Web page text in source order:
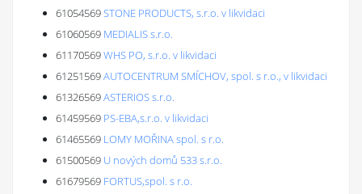
61054569STONE PRODUCTS, s.r.o. v likvidaci
61060569 MEDIALIS s.r.o.
61170569WHS PO, s.r.o. v likvidaci
61251569AUTOCENTRUM SMÍCHOV, spol. s r.o., v likvidaci
61326569ASTERIOS s.r.o.
61459569 PS-EBA,s.r.o. v likvidaci
61465569 LOMY MOŘINA spol. s r.o.
61500569 U nových domů 533 s.r.o.
61679569 FORTUS,spol. s r.o.